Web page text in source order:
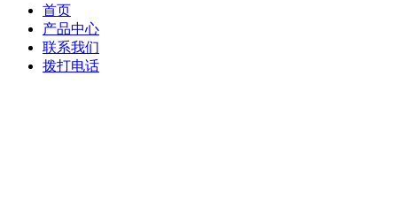
首页
产品中心
联系我们
拨打电话